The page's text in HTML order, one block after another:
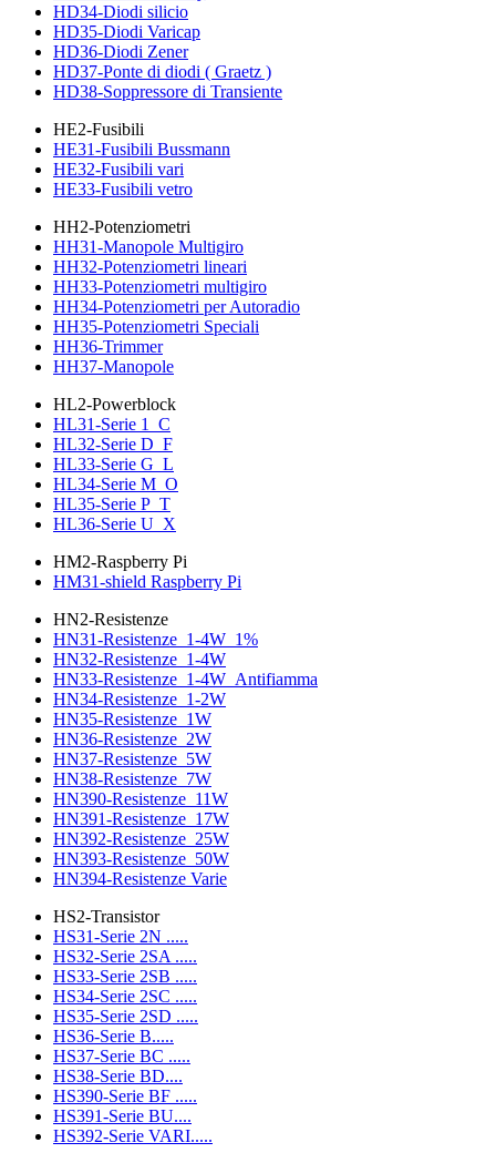
HD34-Diodi silicio
HD35-Diodi Varicap
HD36-Diodi Zener
HD37-Ponte di diodi ( Graetz )
HD38-Soppressore di Transiente
HE2-Fusibili
HE31-Fusibili Bussmann
HE32-Fusibili vari
HE33-Fusibili vetro
HH2-Potenziometri
HH31-Manopole Multigiro
HH32-Potenziometri lineari
HH33-Potenziometri multigiro
HH34-Potenziometri per Autoradio
HH35-Potenziometri Speciali
HH36-Trimmer
HH37-Manopole
HL2-Powerblock
HL31-Serie 1_C
HL32-Serie D_F
HL33-Serie G_L
HL34-Serie M_O
HL35-Serie P_T
HL36-Serie U_X
HM2-Raspberry Pi
HM31-shield Raspberry Pi
HN2-Resistenze
HN31-Resistenze_1-4W_1%
HN32-Resistenze_1-4W
HN33-Resistenze_1-4W_Antifiamma
HN34-Resistenze_1-2W
HN35-Resistenze_1W
HN36-Resistenze_2W
HN37-Resistenze_5W
HN38-Resistenze_7W
HN390-Resistenze_11W
HN391-Resistenze_17W
HN392-Resistenze_25W
HN393-Resistenze_50W
HN394-Resistenze Varie
HS2-Transistor
HS31-Serie 2N .....
HS32-Serie 2SA .....
HS33-Serie 2SB .....
HS34-Serie 2SC .....
HS35-Serie 2SD .....
HS36-Serie B.....
HS37-Serie BC .....
HS38-Serie BD....
HS390-Serie BF .....
HS391-Serie BU....
HS392-Serie VARI.....